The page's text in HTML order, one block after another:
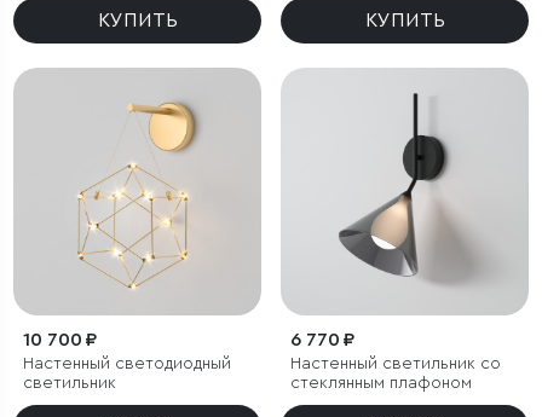
КУПИТЬ КУПИТЬ
10 700 ₽
Настенный светодиодный
светильник
6 770 ₽
Настенный светильник со
стеклянным плафоном